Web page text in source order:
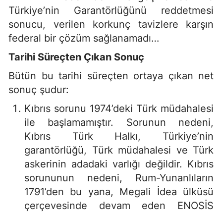
Türkiye’nin Garantörlüğünü reddetmesi
sonucu, verilen korkunç tavizlere karşın
federal bir çözüm sağlanamadı…
Tarihi Süreçten Çıkan Sonuç
Bütün bu tarihi süreçten ortaya çıkan net
sonuç şudur:
Kıbrıs sorunu 1974’deki Türk müdahalesi
ile başlamamıştır. Sorunun nedeni,
Kıbrıs Türk Halkı, Türkiye’nin
garantörlüğü, Türk müdahalesi ve Türk
askerinin adadaki varlığı değildir. Kıbrıs
sorununun nedeni, Rum-Yunanlıların
1791’den bu yana, Megali İdea ülküsü
çerçevesinde devam eden ENOSİS